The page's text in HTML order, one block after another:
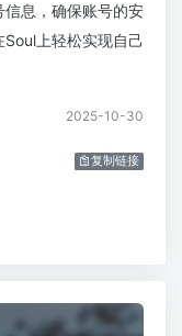
息，确保账号的安
上轻松实现自己
2025-10-30
复制链接